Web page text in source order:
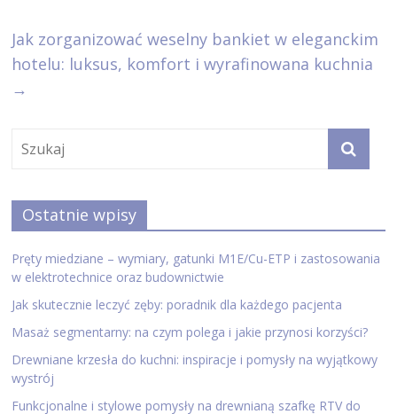
Jak zorganizować weselny bankiet w eleganckim
hotelu: luksus, komfort i wyrafinowana kuchnia
→
Ostatnie wpisy
Pręty miedziane – wymiary, gatunki M1E/Cu-ETP i zastosowania
w elektrotechnice oraz budownictwie
Jak skutecznie leczyć zęby: poradnik dla każdego pacjenta
Masaż segmentarny: na czym polega i jakie przynosi korzyści?
Drewniane krzesła do kuchni: inspiracje i pomysły na wyjątkowy
wystrój
Funkcjonalne i stylowe pomysły na drewnianą szafkę RTV do